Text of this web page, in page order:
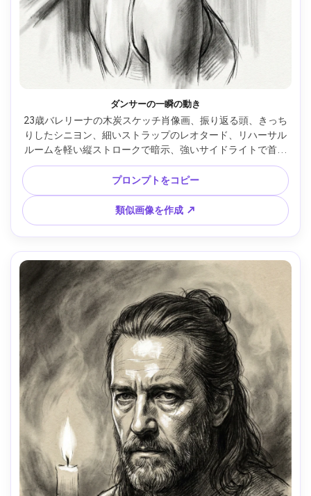
ダンサーの一瞬の動き
23歳バレリーナの木炭スケッチ肖像画、振り返る頭、きっち
りしたシニヨン、細いストラップのレオタード、リハーサル
ルームを軽い縦ストロークで暗示、強いサイドライトで首と
鎖骨を際立たせる、活気あるジェスチャーライン、木炭グラ
デーションのブレンド、シャープな顔立ち、優雅で落ち着い
たムード、ファインアートスケッチ風、85mmレンズ、浅い
被写界深度 --ar 4:5
プロンプトをコピー
類似画像を作成 ↗